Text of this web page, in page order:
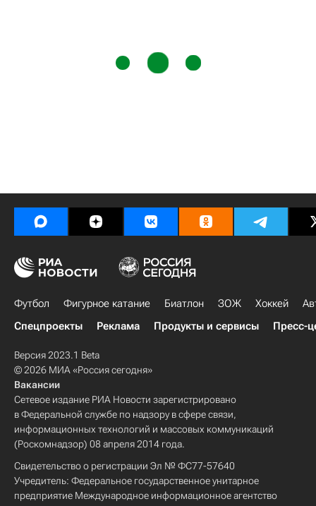
Футбол Фигурное катание Биатлон ЗОЖ Хоккей
Спецпроекты
Реклама Продукты и сервисы Пресс-
Версия 2023.1 Beta
© 2026 МИА «Россия сегодня»
Вакансии
Сетевое издание РИА Новости зарегистрировано
в Федеральной службе по надзору в сфере связи,
информационных технологий и массовых коммуникаций
(Роскомнадзор) 08 апреля 2014 года.
Свидетельство о регистрации Эл № ФС77-57640
Учредитель: Федеральное государственное унитарное
предприятие Международное информационное агентство